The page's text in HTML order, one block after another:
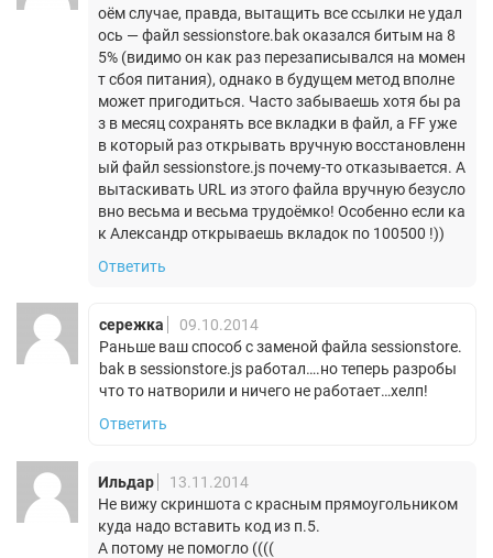
оём случае, правда, вытащить все ссылки не удал
ось — файл sessionstore.bak оказался битым на 8
5% (видимо он как раз перезаписывался на момен
т сбоя питания), однако в будущем метод вполне
может пригодиться. Часто забываешь хотя бы ра
з в месяц сохранять все вкладки в файл, а FF уже
в который раз открывать вручную восстановленн
ый файл sessionstore.js почему-то отказывается. А
вытаскивать URL из этого файла вручную безусло
вно весьма и весьма трудоёмко! Особенно если ка
к Александр открываешь вкладок по 100500 !))
Ответить
сережка
09.10.2014
Раньше ваш способ с заменой файла sessionstore.
bak в sessionstore.js работал….но теперь разробы
что то натворили и ничего не работает…хелп!
Ответить
Ильдар
13.11.2014
Не вижу скриншота с красным прямоугольником
куда надо вставить код из п.5.
А потому не помогло ((((